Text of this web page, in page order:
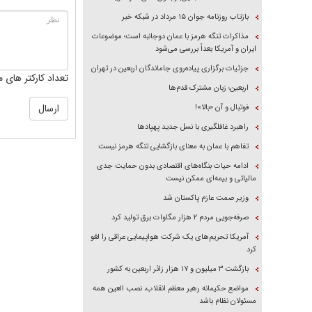
تعداد کارکتر های
بازتاب روزنامه جوان ۱۵ مرداد در شبکه خبر
مذاکرات تنگه هرمز با عمان دوجانبه است؛ موضوعات
ایران و آمریکا بعداً بررسی می‌شود
جزئیات برگزاری پیاده‌روی جاماندگان اربعین در تهران
اربعین؛ زبان مشترک قدم‌ها
فوتبال و آن «بالا»!
راهبرد غافلگیری با نسل جدید پهپاد‌ها
تفاهم با عمان به معنای بازگشایی تنگه هرمز نیست
ادامه حیات بنگاه‌های اقتصادی بدون حمایت جدی
مالیاتی و بیمه‌ای ممکن نیست
وزیر صمت عازم پاکستان شد
صرفه‌جویی مردم ۲ هزار مگاوات برق تولید کرد
آمریکا تحریم‌های یک شرکت هواپیمایی عراقی را لغو
کرد
بازگشت ۳ میلیون و ۱۷ هزار زائر اربعین به کشور
مواضع حکیمانه رهبر معظم انقلاب، نصب العین همه
مسئولان نظام باشد